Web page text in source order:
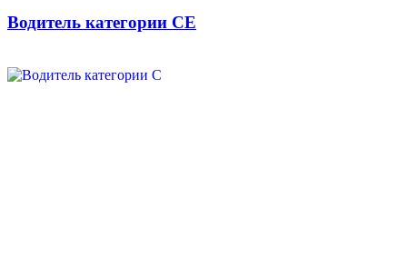
Водитель категории CE